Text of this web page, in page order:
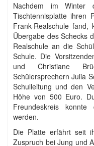
Nachdem im Winter
Tischtennisplatte ihren
Frank-Realschule
Übergabe des Schecks
Realschule an die
Schule. Die
und Christiane
Schülersprechern Julia
Schulleitung und den
Höhe von 500 Euro.
Freundeskreis
werden.
Die Platte erfährt seit
Zuspruch bei Jung und